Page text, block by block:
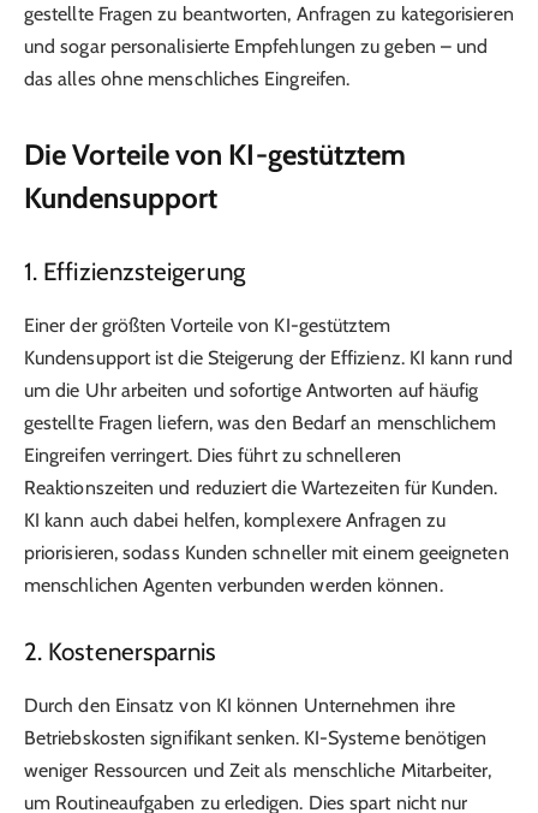
gestellte Fragen zu beantworten, Anfragen zu kategorisieren
und sogar personalisierte Empfehlungen zu geben – und
das alles ohne menschliches Eingreifen.
Die Vorteile von KI-gestütztem
Kundensupport
1. Effizienzsteigerung
Einer der größten Vorteile von KI-gestütztem
Kundensupport ist die Steigerung der Effizienz. KI kann rund
um die Uhr arbeiten und sofortige Antworten auf häufig
gestellte Fragen liefern, was den Bedarf an menschlichem
Eingreifen verringert. Dies führt zu schnelleren
Reaktionszeiten und reduziert die Wartezeiten für Kunden.
KI kann auch dabei helfen, komplexere Anfragen zu
priorisieren, sodass Kunden schneller mit einem geeigneten
menschlichen Agenten verbunden werden können.
2. Kostenersparnis
Durch den Einsatz von KI können Unternehmen ihre
Betriebskosten signifikant senken. KI-Systeme benötigen
weniger Ressourcen und Zeit als menschliche Mitarbeiter,
um Routineaufgaben zu erledigen. Dies spart nicht nur